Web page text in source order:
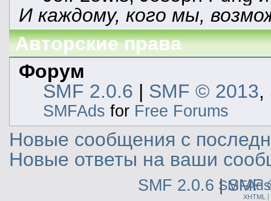
И каждому, кого мы,
Авторские права
Форум
SMF 2.0.6 | SMF © 2013,
SMFAds for Free Forums
Новые сообщения с
Новые ответы на ваши
SMF 2.0.6 |SMF
SMFAds
XHTML